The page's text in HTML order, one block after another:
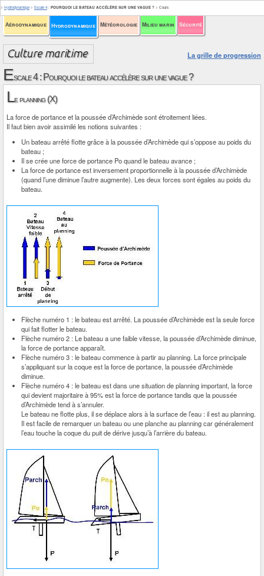
Aérodynamique Hydrodynamique Météorologie Milieu marin Sécurité
> Hydrodynamique > Escale 4 : POURQUOI LE BATEAU ACCÉLÈRE SUR UNE VAGUE ? > Cours
La grille de progression
Escale 4 : Pourquoi le bateau accélère sur une vague ?
Le planning (X)
La force de portance et la poussée d’Archimède sont étroitement liées.
Il faut bien avoir assimilé les notions suivantes :
Un bateau arrêté flotte grâce à la poussée d’Archimède qui s’oppose au poids du
bateau ;
Il se crée une force de portance Po quand le bateau avance ;
La force de portance est inversement proportionnelle à la poussée d’Archimède
(quand l’une diminue l’autre augmente). Les deux forces sont égales au poids du
bateau.
Flèche numéro 1 : le bateau est arrêté. La poussée d’Archimède est la seule force
qui fait flotter le bateau.
Flèche numéro 2 : Le bateau a une faible vitesse, la poussée d’Archimède diminue,
la force de portance apparaît.
Flèche numéro 3 : le bateau commence à partir au planning. La force principale
s’appliquant sur la coque est la force de portance, la poussée d’Archimède
diminue.
Flèche numéro 4 : le bateau est dans une situation de planning important, la force
qui devient majoritaire à 95% est la force de portance tandis que la poussée
d’Archimède tend à s’annuler.
Le bateau ne flotte plus, il se déplace alors à la surface de l’eau : il est au planning.
Il est facile de remarquer un bateau ou une planche au planning car généralement
l’eau touche la coque du puit de dérive jusqu’à l’arrière du bateau.